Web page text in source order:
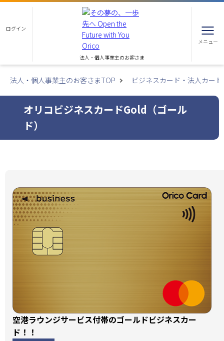
ログイン
法人・個人事業主のお客さま
メニュー
法人・個人事業主のお客さまTOP ビジネスカード・法人カード
オリコビジネスカードGold（ゴール
ド）
空港ラウンジサービス付帯のゴールドビジネスカー
ド！！